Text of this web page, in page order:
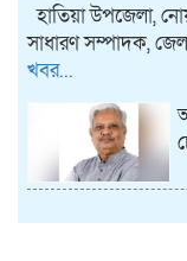
হাতিয়া উপজেলা,
সাধারণ সম্পাদক,
খবর...